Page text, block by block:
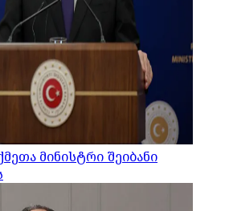
მინისტრი შეიბანი